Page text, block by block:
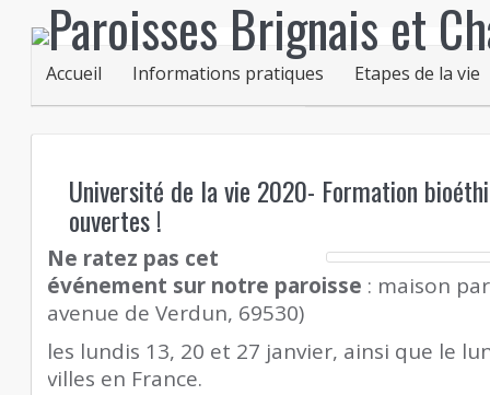
Accueil Informations pratiques Etapes de la vie
Université de la vie 2020- Formation
ouvertes !
Ne ratez pas cet
événement sur notre paroisse : maison
avenue de Verdun, 69530)
les lundis 13, 20 et 27 janvier, ainsi que le
villes en France.